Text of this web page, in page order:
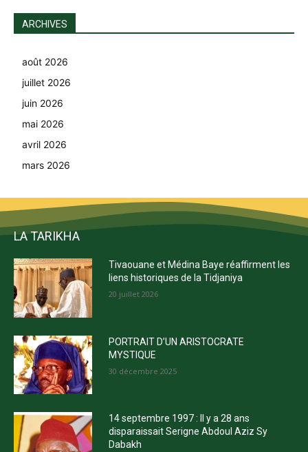
ARCHIVES
août 2026
juillet 2026
juin 2026
mai 2026
avril 2026
mars 2026
LA TARIKHA
Tivaouane et Médina Baye réaffirment les
liens historiques de la Tidjaniya
20 juillet 2026
PORTRAIT D’UN ARISTOCRATE
MYSTIQUE
30 décembre 2025
14 septembre 1997 : Il y a 28 ans
disparaissait Serigne Abdoul Aziz Sy
Dabakh